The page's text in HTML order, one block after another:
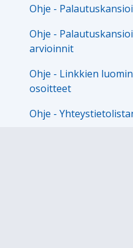
Ohje -
Ohje -
arvioinnit
Ohje - Linkkien
osoitteet
Ohje -